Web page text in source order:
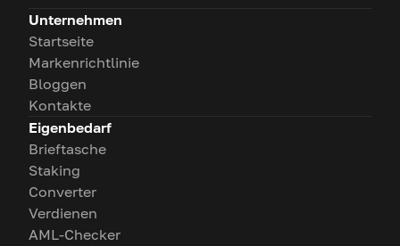
Unternehmen
Startseite
Markenrichtlinie
Bloggen
Kontakte
Eigenbedarf
Brieftasche
Staking
Converter
Verdienen
AML-Checker